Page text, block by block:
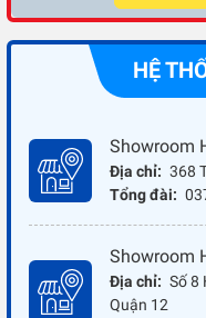
HỆ
Showroom
Địa chỉ: 368
Tổng đài:
Showroom
Địa chỉ: Số 8
Quận 12